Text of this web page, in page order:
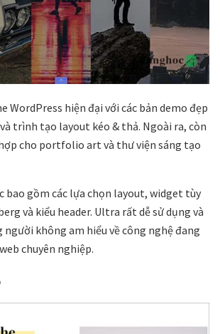
WordPress hiện đại với các bản demo đẹp
trình tạo layout kéo & thả. Ngoài ra, còn
cho portfolio art và thư viện sáng tạo
bao gồm các lựa chọn layout, widget tùy
và kiểu header. Ultra rất dễ sử dụng và
người không am hiểu về công nghệ đang
chuyên nghiệp.